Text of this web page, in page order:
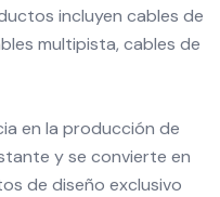
incluyen cables de
multipista, cables de
en la producción de
y se convierte en
de diseño exclusivo